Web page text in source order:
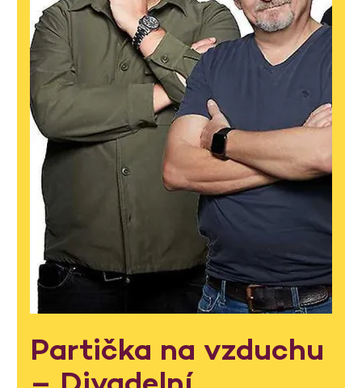
Partička na vzduchu